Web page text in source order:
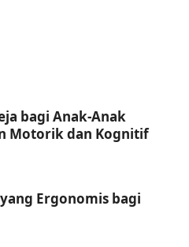
bagi Anak-Anak
Motorik dan Kognitif
Ergonomis bagi